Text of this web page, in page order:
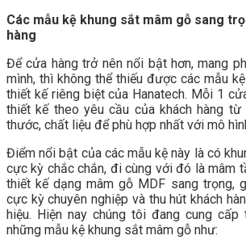
Các mẫu kệ khung sắt mâm gỗ sang
hàng
Để cửa hàng trở nên nổi bật hơn, mang
mình, thì không thể thiếu được các mẫu
thiết kế riêng biệt của Hanatech. Mỗi 1
thiết kế theo yêu cầu của khách hàng từ
thước, chất liệu để phù hợp nhất với mô
Điểm nổi bật của các mẫu kệ này là có
cực kỳ chắc chắn, đi cùng với đó là mâm
thiết kế dạng mâm gỗ MDF sang trọng,
cực kỳ chuyên nghiệp và thu hút khách
hiệu. Hiện nay chúng tôi đang cung cấp
những mẫu kệ khung sắt mâm gỗ như: